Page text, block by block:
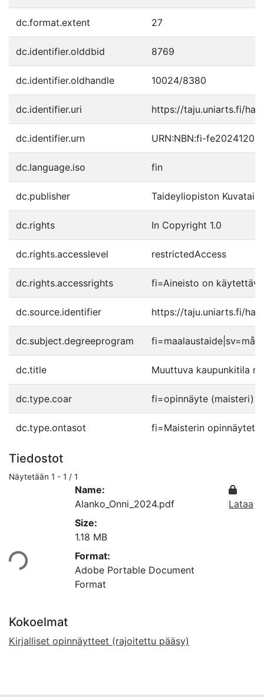
dc.format.extent 27
dc.identifier.olddbid 8769
dc.identifier.oldhandle 10024/8380
dc.identifier.uri https://taju.uniarts.fi/
dc.identifier.urn URN:NBN:fi-
dc.language.iso fin
dc.publisher Taideyliopiston
dc.rights In Copyright 1.0
dc.rights.accesslevel restrictedAccess
dc.rights.accessrights fi=Aineisto on
dc.source.identifier https://taju.uniarts.fi/
dc.subject.degreeprogram
dc.title Muuttuva kaupunkitila
dc.type.coar fi=opinnäyte
dc.type.ontasot fi=Maisterin
Tiedostot
Näytetään 1 - 1 / 1
Name:
Alanko_Onni_2024.pdf
Size:
1.18 MB
Format:
Adobe Portable Document
Format
Lataa
Kokoelmat
Kirjalliset opinnäytteet (rajoitettu pääsy)